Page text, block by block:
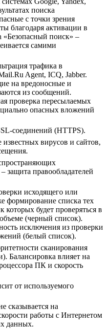
поиска
с точки зрения
благодаря активации в
«Безопасный поиск» –
самими
трафика в
Agent, ICQ, Jabber.
на вредоносные и
из сообщений.
проверка пересылаемых
опасных вложений
соединений (HTTPS).
известных вирусов и сайтов,
защита правообладателей
исходящего или
формирование списка тех
будет проверяться в
(черный список).
исключения из проверки
(белый список).
сканирования
Балансировка влияет на
ПК и скорость
от используемого
сказывается на
работы с Интернетом
данных.